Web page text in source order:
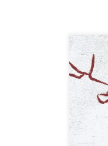
El
ayuda